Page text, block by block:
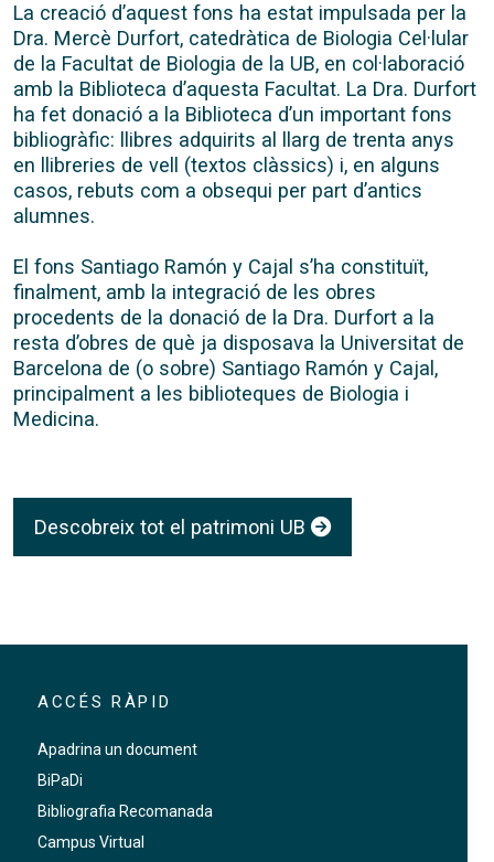
La creació d’aquest fons ha estat impulsada per la
Dra. Mercè Durfort, catedràtica de Biologia Cel·lular
de la Facultat de Biologia de la UB, en col·laboració
amb la Biblioteca d’aquesta Facultat. La Dra. Durfort
ha fet donació a la Biblioteca d’un important fons
bibliogràfic: llibres adquirits al llarg de trenta anys
en llibreries de vell (textos clàssics) i, en alguns
casos, rebuts com a obsequi per part d’antics
alumnes.
El fons Santiago Ramón y Cajal s’ha constituït,
finalment, amb la integració de les obres
procedents de la donació de la Dra. Durfort a la
resta d’obres de què ja disposava la Universitat de
Barcelona de (o sobre) Santiago Ramón y Cajal,
principalment a les biblioteques de Biologia i
Medicina.
Descobreix tot el patrimoni UB
ACCÉS RÀPID
Apadrina un document
BiPaDi
Bibliografia Recomanada
Campus Virtual